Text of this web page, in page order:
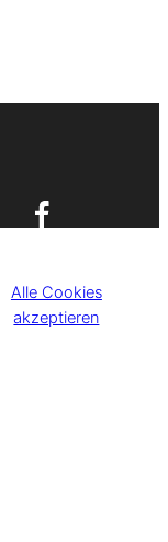
with
Alle Cookies
akzeptieren